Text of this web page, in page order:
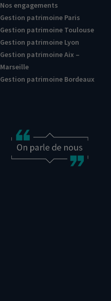
Nos engagements
Gestion patrimoine Paris
Gestion patrimoine Toulouse
Gestion patrimoine Lyon
Gestion patrimoine Aix –
Marseille
Gestion patrimoine Bordeaux